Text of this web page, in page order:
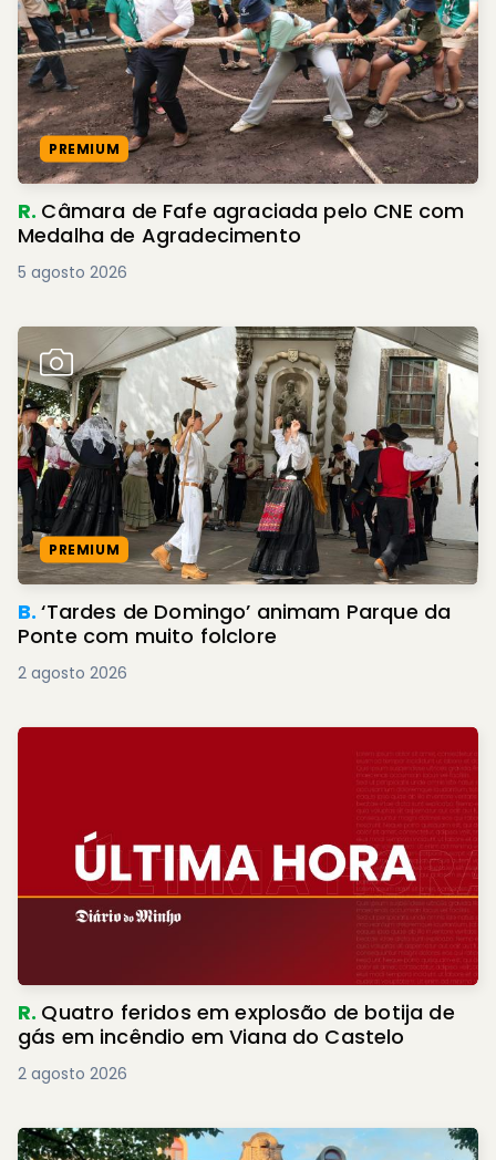
PREMIUM
R. Câmara de Fafe agraciada pelo CNE com
Medalha de Agradecimento
5 agosto 2026
PREMIUM
B.‘Tardes de Domingo’ animam Parque da
Ponte com muito folclore
2 agosto 2026
R. Quatro feridos em explosão de botija de
gás em incêndio em Viana do Castelo
2 agosto 2026